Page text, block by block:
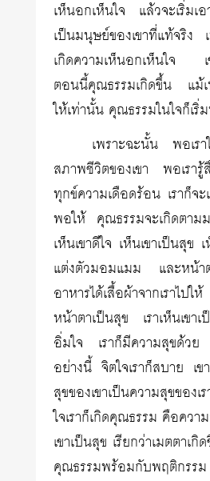
เห็นอกเห็นใจ แล้วจะเริ่มเ
เป็นมนุษย์ของเขาที่แท้จริง
เกิดความเห็นอกเห็นใจ เ
ตอนนี้คุณธรรมเกิดขึ้น แม้เ
ให้เท่านั้น คุณธรรมในใจก็เ
เพราะฉะนั้น พอเร
สภาพชีวิตของเขา พอเรา
ทุกข์ความเดือดร้อน เราก็จ
พอให้ คุณธรรมจะเกิดตาม
เห็นเขาดีใจ เห็นเขาเป็นสุข
แต่งตัวมอมแมม และหน้
อาหารได้เสื้อผ้าจากเราไปใ
หน้าตาเป็นสุข เราเห็นเขา
อิ่มใจ เราก็มีความสุขด้วย
อย่างนี้ จิตใจเราก็สบาย เข
สุขของเขาเป็นความสุขขอ
ใจเราก็เกิดคุณธรรม คือคว
เขาเป็นสุข เรียกว่าเมตตาเ
คุณธรรมพร้อมกับพฤติกรร